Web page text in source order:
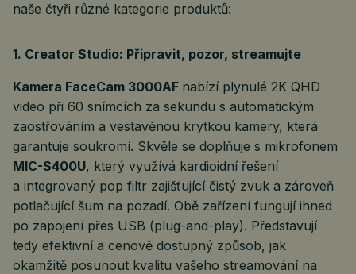
naše čtyři různé kategorie produktů:
1. Creator Studio: Připravit, pozor, streamujte
Kamera FaceCam 3000AF nabízí plynulé 2K QHD
video při 60 snímcích za sekundu s automatickým
zaostřováním a vestavěnou krytkou kamery, která
garantuje soukromí. Skvěle se doplňuje s mikrofonem
MIC-S400U, který využívá kardioidní řešení
a integrovaný pop filtr zajišťující čistý zvuk a zároveň
potlačující šum na pozadí. Obě zařízení fungují ihned
po zapojení přes USB (plug-and-play). Představují
tedy efektivní a cenově dostupný způsob, jak
okamžitě posunout kvalitu vašeho streamování na